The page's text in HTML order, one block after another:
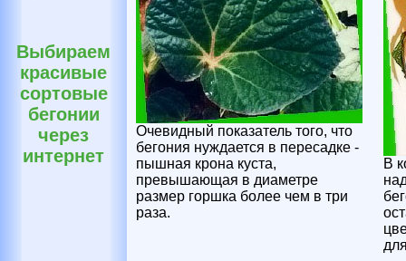
Выбираем
красивые
сортовые
бегонии
через
интернет
Очевидный показатель того, что
бегония нуждается в пересадке -
пышная крона куста,
превышающая в диаметре
размер горшка более чем в три
раза.
В